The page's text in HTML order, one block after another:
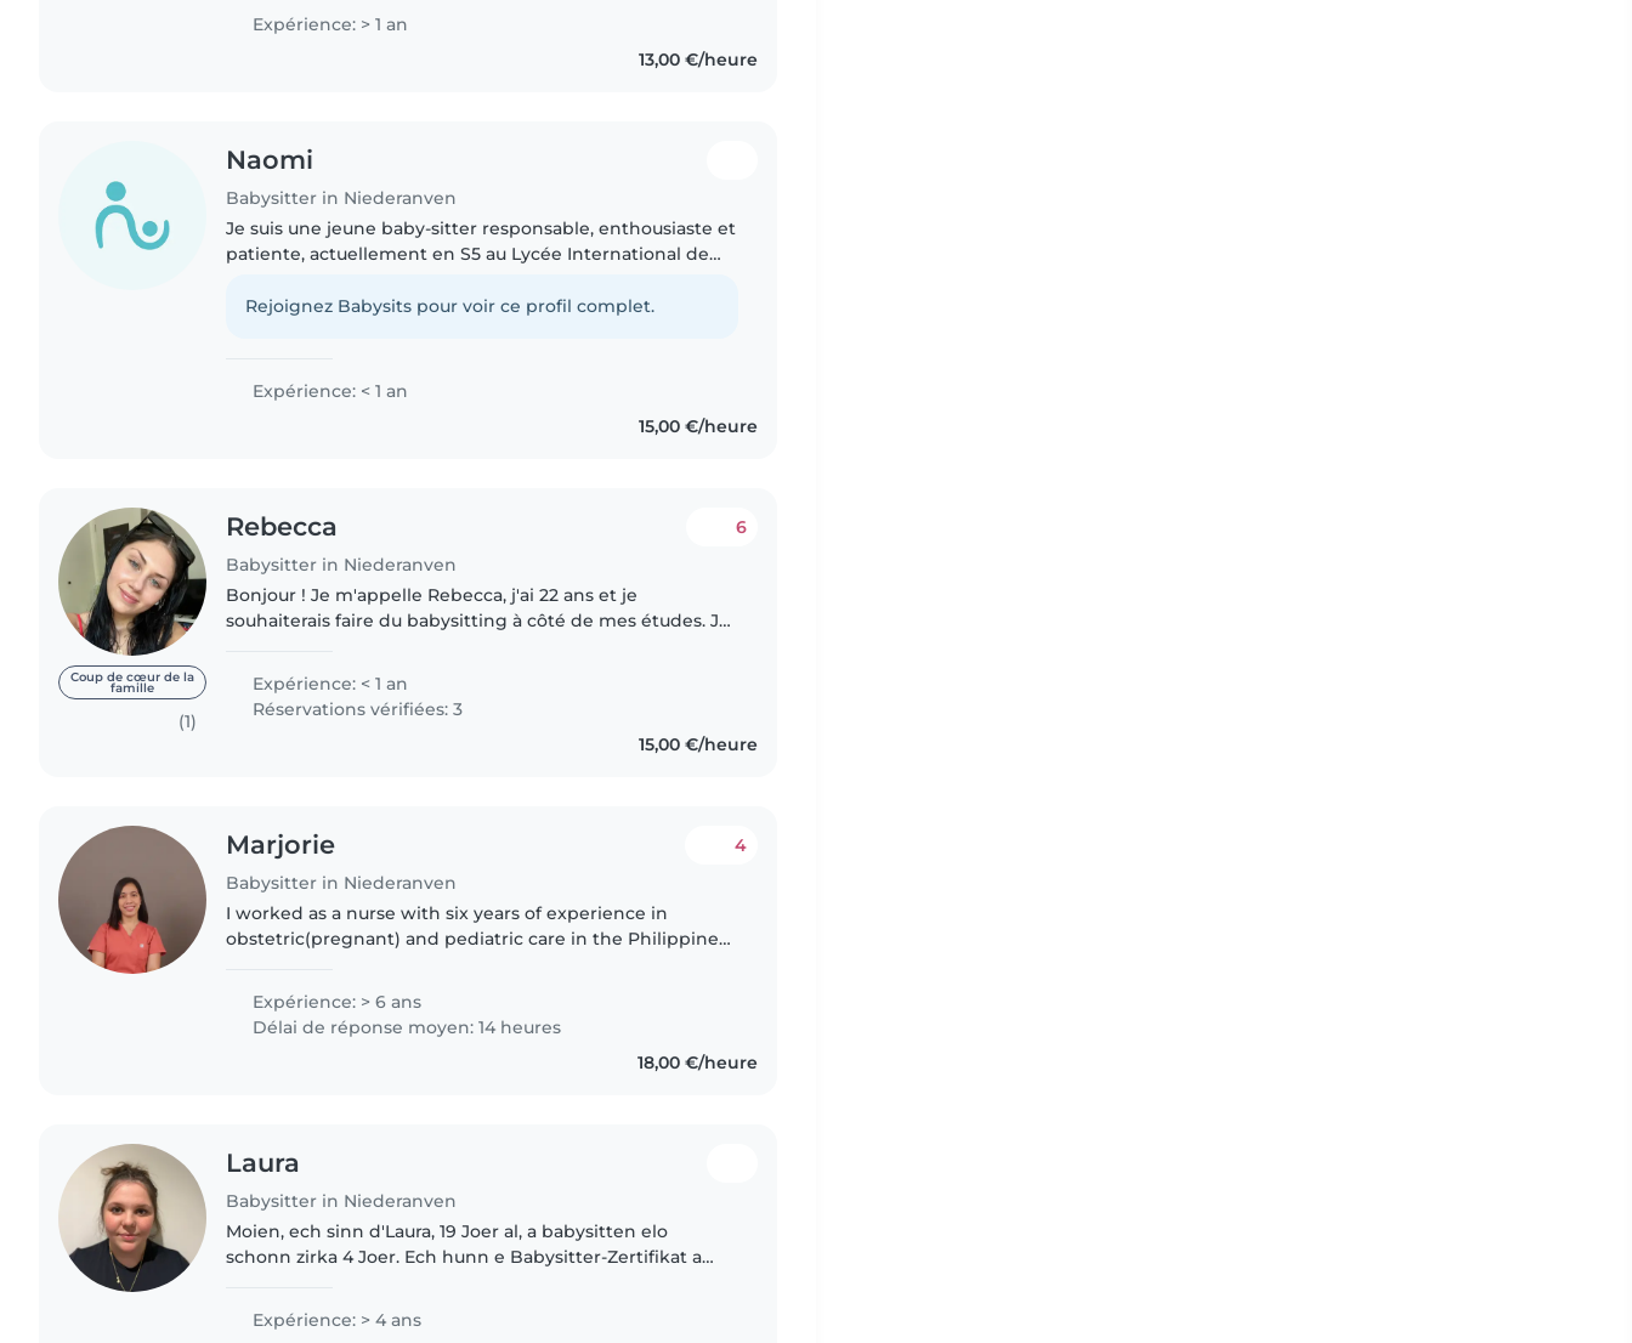
heart and love..
Expérience: > 1 an
13,00 €/heure
Naomi
Babysitter in Niederanven
Je suis une jeune baby-sitter responsable, enthousiaste et
patiente, actuellement en S5 au Lycée International de
l'expérience..
Rejoignez Babysits pour voir ce profil complet.
Expérience: < 1 an
15,00 €/heure
Coup de cœur de la
famille
(1)
Rebecca
Babysitter in Niederanven
6
Bonjour ! Je m'appelle Rebecca, j'ai 22 ans et je
souhaiterais faire du babysitting à côté de mes études. Je
puissent se sentir le..
Expérience: < 1 an
Réservations vérifiées: 3
15,00 €/heure
Marjorie
Babysitter in Niederanven
4
I worked as a nurse with six years of experience in
obstetric(pregnant) and pediatric care in the Philippines.
and mother ensuring..
Expérience: > 6 ans
Délai de réponse moyen: 14 heures
18,00 €/heure
Laura
Babysitter in Niederanven
Moien, ech sinn d'Laura, 19 Joer al, a babysitten elo
schonn zirka 4 Joer. Ech hunn e Babysitter-Zertifikat a
Expérience: > 4 ans